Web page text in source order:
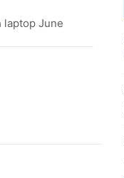
laptop June